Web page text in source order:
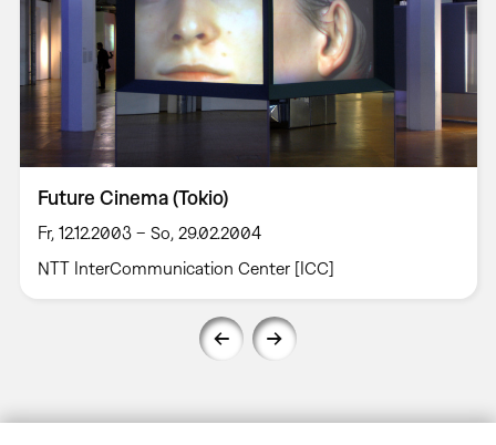
Future Cinema (Tokio)
Fr, 12.12.2003 – So, 29.02.2004
NTT InterCommunication Center [ICC]